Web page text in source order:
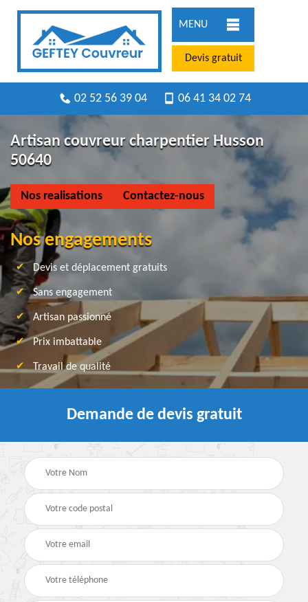
MENU
Devis gratuit
02 52 56 39 04 06 41 34 02 74
Artisan couvreur charpentier Husson
50640
Nos realisations Contactez-nous
Nos engagements
Devis et déplacement gratuits
Sans engagement
Artisan passionné
Prix imbattable
Travail de qualité
Demande de devis gratuit